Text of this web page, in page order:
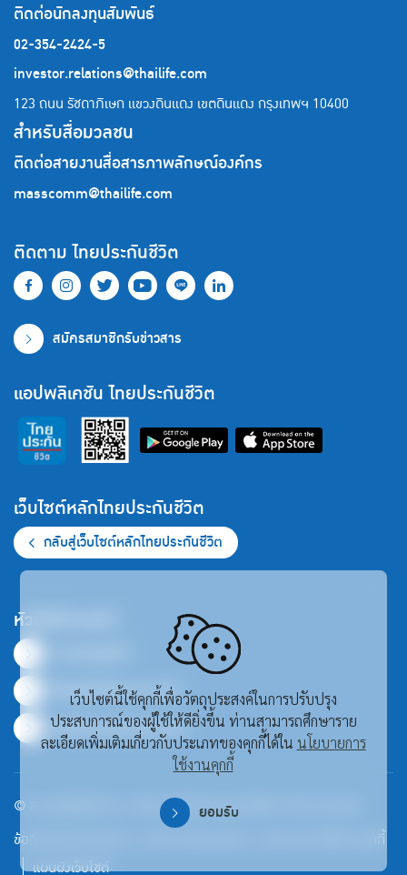
เว็บไซต์นี้ใช้คุกกี้เพื่อวัตถุประสงค์ในการปรับปรุง
ประสบการณ์ของผู้ใช้ให้ดียิ่งขึ้น ท่านสามารถศึกษาราย
ละเอียดเพิ่มเติมเกี่ยวกับประเภทของคุกกี้ได้ใน นโยบายการ
ใช้งานคุกกี้
ยอมรับ
ติดต่อนักลงทุนสัมพันธ์
02-354-2424-5
investor.relations@thailife.com
123 ถนน รัชดาภิเษก แขวงดินแดง เขตดินแดง กรุงเทพฯ 10400
สำหรับสื่อมวลชน
ติดต่อสายงานสื่อสารภาพลักษณ์องค์กร
masscomm@thailife.com
ติดตาม ไทยประกันชีวิต
สมัครสมาชิกรับข่าวสาร
แอปพลิเคชัน ไทยประกันชีวิต
เว็บไซต์หลักไทยประกันชีวิต
กลับสู่เว็บไซต์หลักไทยประกันชีวิต
หัวข้อที่น่าสนใจ
ข้อมูลสำคัญทางการเงิน
ศูนย์รวมเอกสารเผยแพร่
© สงวนลิขสิทธิ์ พ.ศ. 2569 บริษัท ไทยประกันชีวิต จำกัด (มหาชน)
ข้อกำหนดและเงื่อนไข
นโยบายการใช้งานคุกกี้
แผนผังเว็บไซต์